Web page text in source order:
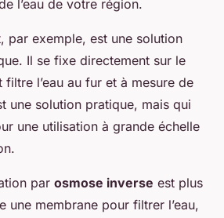
l’eau de votre région.
par exemple, est une solution
Il se fixe directement sur le
filtre l’eau au fur et à mesure de
une solution pratique, mais qui
une utilisation à grande échelle
par osmose inverse est plus
une membrane pour filtrer l’eau,